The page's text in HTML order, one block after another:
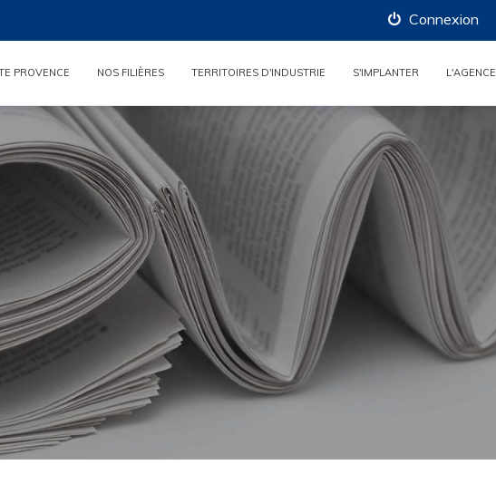
Connexion
PROVENCE NOS FILIÈRES TERRITOIRES D'INDUSTRIE S'IMPLANTER L'AGENCE